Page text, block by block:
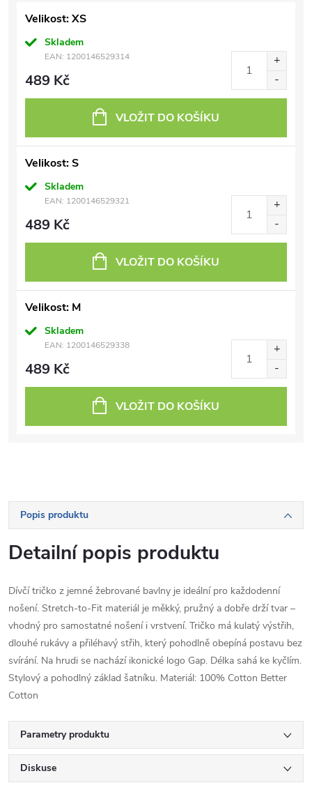
Velikost: XS
Skladem
EAN: 1200146529314
489 Kč
VLOŽIT DO KOŠÍKU
Velikost: S
Skladem
EAN: 1200146529321
489 Kč
VLOŽIT DO KOŠÍKU
Velikost: M
Skladem
EAN: 1200146529338
489 Kč
VLOŽIT DO KOŠÍKU
Popis produktu
Detailní popis produktu
Dívčí tričko z jemné žebrované bavlny je ideální pro každodenní
nošení. Stretch-to-Fit materiál je měkký, pružný a dobře drží tvar –
vhodný pro samostatné nošení i vrstvení. Tričko má kulatý výstřih,
dlouhé rukávy a přiléhavý střih, který pohodlně obepíná postavu bez
svírání. Na hrudi se nachází ikonické logo Gap. Délka sahá ke kyčlím.
Stylový a pohodlný základ šatníku. Materiál: 100% Cotton Better
Cotton
Parametry produktu
Diskuse